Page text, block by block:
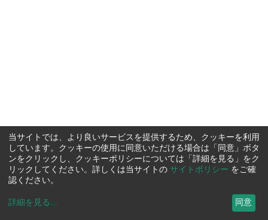
当サイトでは、より良いサービスを提供するため、クッキーを利用
しています。クッキーの使用に同意いただける場合は「同意」ボタ
ンをクリックし、クッキーポリシーについては「詳細を見る」をク
リックしてください。詳しくは当サイトの サイトポリシー をご確
認ください。
詳細を見る ... 同意